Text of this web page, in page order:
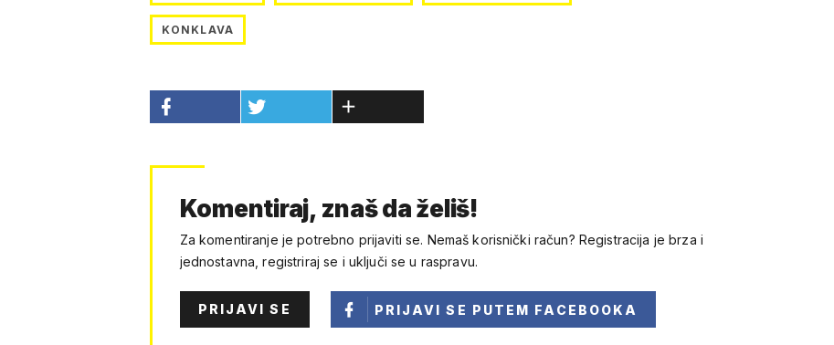
KONKLAVA
Komentiraj, znaš da želiš!
Za komentiranje je potrebno prijaviti se. Nemaš korisnički račun? Registracija je brza i
jednostavna, registriraj se i uključi se u raspravu.
PRIJAVI SE PRIJAVI SE PUTEM FACEBOOKA